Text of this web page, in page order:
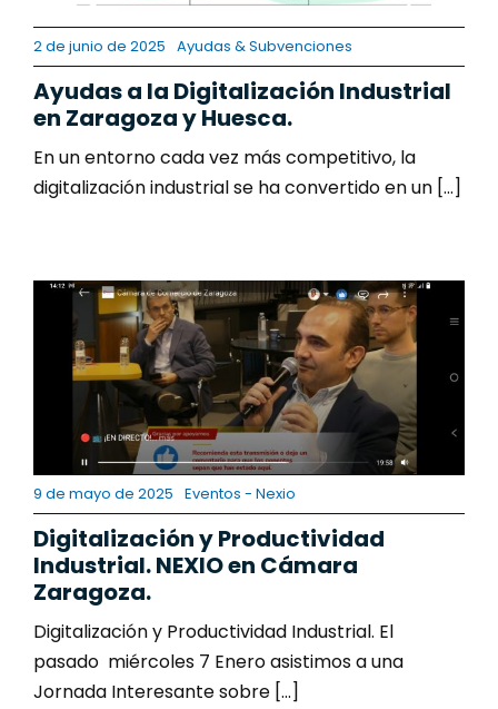
2 de junio de 2025 Ayudas & Subvenciones
Ayudas a la Digitalización Industrial
en Zaragoza y Huesca.
En un entorno cada vez más competitivo, la
digitalización industrial se ha convertido en un [...]
9 de mayo de 2025 Eventos - Nexio
Digitalización y Productividad
Industrial. NEXIO en Cámara
Zaragoza.
Digitalización y Productividad Industrial. El
pasado miércoles 7 Enero asistimos a una
Jornada Interesante sobre [...]